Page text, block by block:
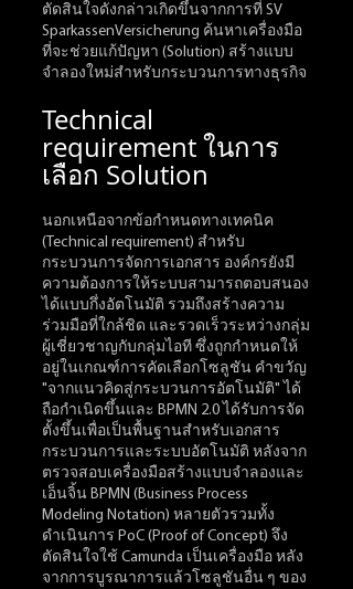
ตัดสินใจดังกล่าวเกิดขึ้นจากการที่ SV
SparkassenVersicherung ค้นหาเครื่องมือ
ที่จะช่วยแก้ปัญหา (Solution) สร้างแบบ
จำลองใหม่สำหรับกระบวนการทางธุรกิจ
Technical
requirement ในการ
เลือก Solution
นอกเหนือจากข้อกำหนดทางเทคนิค
(Technical requirement) สำหรับ
กระบวนการจัดการเอกสาร องค์กรยังมี
ความต้องการให้ระบบสามารถตอบสนอง
ได้แบบกึ่งอัตโนมัติ รวมถึงสร้างความ
ร่วมมือที่ใกล้ชิด และรวดเร็วระหว่างกลุ่ม
ผู้เชี่ยวชาญกับกลุ่มไอที ซึ่งถูกกำหนดให้
อยู่ในเกณฑ์การคัดเลือกโซลูชัน คำขวัญ
"จากแนวคิดสู่กระบวนการอัตโนมัติ" ได้
ถือกำเนิดขึ้นและ BPMN 2.0 ได้รับการจัด
ตั้งขึ้นเพื่อเป็นพื้นฐานสำหรับเอกสาร
กระบวนการและระบบอัตโนมัติ หลังจาก
ตรวจสอบเครื่องมือสร้างแบบจำลองและ
เอ็นจิ้น BPMN (Business Process
Modeling Notation) หลายตัวรวมทั้ง
ดำเนินการ PoC (Proof of Concept) จึง
ตัดสินใจใช้ Camunda เป็นเครื่องมือ หลัง
จากการบูรณาการแล้วโซลูชันอื่น ๆ ของ